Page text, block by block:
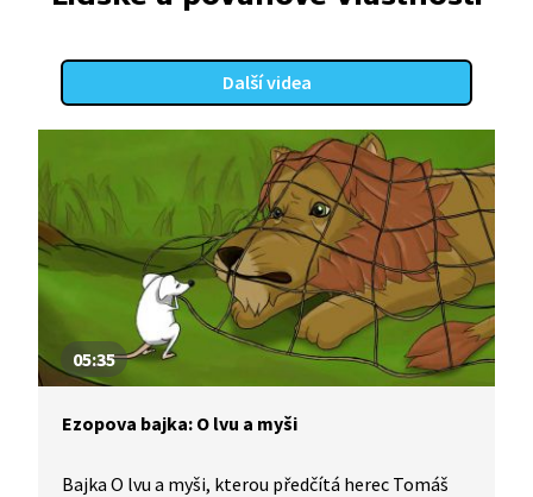
Další videa
05:35
Ezopova bajka: O lvu a myši
Bajka O lvu a myši, kterou předčítá herec Tomáš